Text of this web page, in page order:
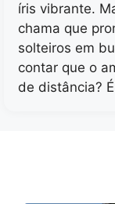
íris vibrante.
chama que
solteiros em
contar que o
de distância?